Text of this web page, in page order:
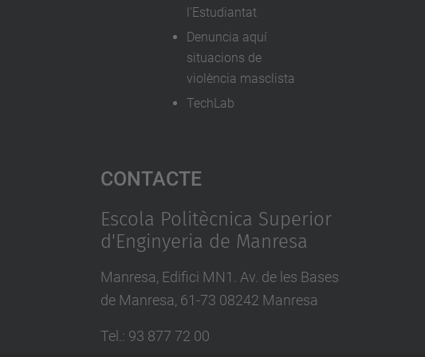
l'Estudiantat
Denuncia aquí
situacions de
violència masclista
TechLab
Contacte
Escola Politècnica Superior
d'Enginyeria de Manresa
Manresa, Edifici MN1. Av. de les Bases
de Manresa, 61-73 08242 Manresa
Tel.: 93 877 72 00